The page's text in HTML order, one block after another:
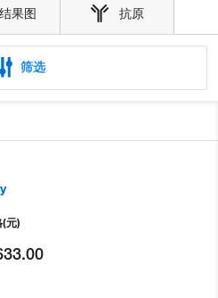
结果图 抗原
筛选
(元)